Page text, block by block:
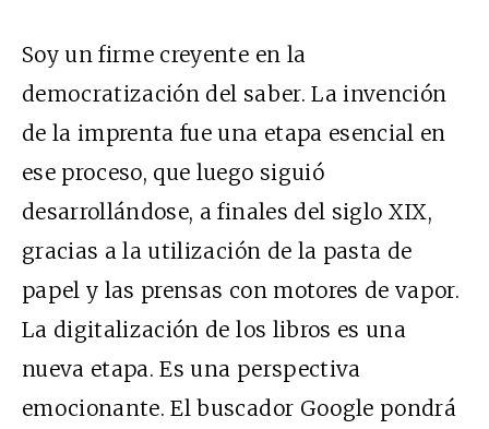
Soy un firme creyente en la
democratización del saber. La invención
de la imprenta fue una etapa esencial en
ese proceso, que luego siguió
desarrollándose, a finales del siglo XIX,
gracias a la utilización de la pasta de
papel y las prensas con motores de vapor.
La digitalización de los libros es una
nueva etapa. Es una perspectiva
emocionante. El buscador Google pondrá